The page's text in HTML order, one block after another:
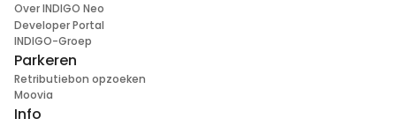
Over INDIGO Neo
Developer Portal
INDIGO-Groep
Parkeren
Retributiebon opzoeken
Moovia
Info